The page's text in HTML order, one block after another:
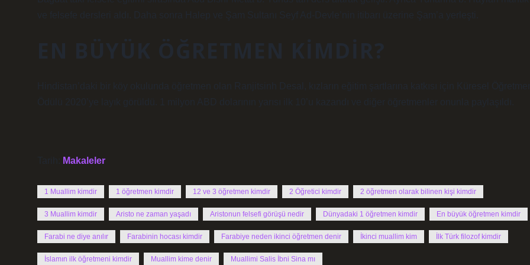
Makaleler
1 Muallim kimdir 1 öğretmen kimdir 12 ve 3 öğretmen kimdir 2 Öğretici kimdir 2 öğretmen olarak bilinen kişi kimdir
3 Muallim kimdir Aristo ne zaman yaşadı Aristonun felsefi görüşü nedir Dünyadaki 1 öğretmen kimdir En büyük öğretmen kimdir
Farabi ne diye anılır Farabinin hocası kimdir Farabiye neden ikinci öğretmen denir İkinci muallim kim İlk Türk filozof kimdir
İslamın ilk öğretmeni kimdir Muallim kime denir Muallimi Salis İbni Sina mı